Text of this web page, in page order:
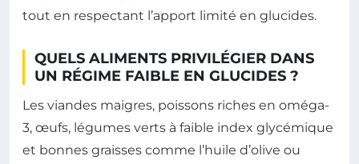
tout en respectant l’apport limité en glucides.
QUELS ALIMENTS PRIVILÉGIER DANS
UN RÉGIME FAIBLE EN GLUCIDES ?
Les viandes maigres, poissons riches en oméga-
3, œufs, légumes verts à faible index glycémique
et bonnes graisses comme l’huile d’olive ou